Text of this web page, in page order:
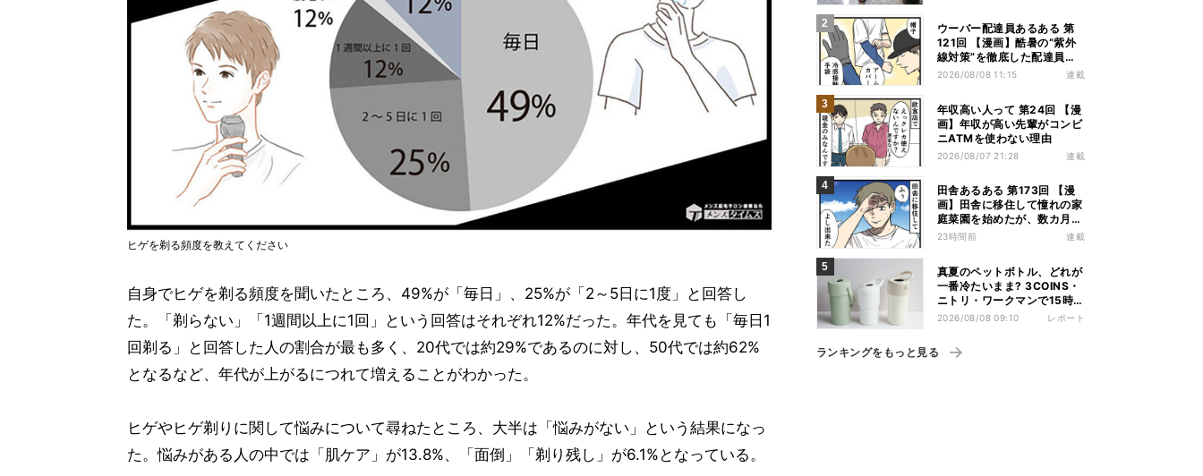
ヒゲを剃る頻度を教えてください
自身でヒゲを剃る頻度を聞いたところ、49%が「毎日」、25%が「2～5日に1度」と回答し
た。「剃らない」「1週間以上に1回」という回答はそれぞれ12%だった。年代を見ても「毎日1
回剃る」と回答した人の割合が最も多く、20代では約29%であるのに対し、50代では約62%
となるなど、年代が上がるにつれて増えることがわかった。
ヒゲやヒゲ剃りに関して悩みについて尋ねたところ、大半は「悩みがない」という結果になっ
た。悩みがある人の中では「肌ケア」が13.8%、「面倒」「剃り残し」が6.1%となっている。
ウーバー配達員あるある 第
121回 【漫画】酷暑の“紫外
線対策”を徹底した配達員
が、数カ月後に絶句した理由
2026/08/08 11:15 連載
年収高い人って 第24回 【漫
画】年収が高い先輩がコンビ
ニATMを使わない理由
2026/08/07 21:28 連載
田舎あるある 第173回 【漫
画】田舎に移住して憧れの家
庭菜園を始めたが、数カ月後
の光景に絶句
23時間前 連載
真夏のペットボトル、どれが
一番冷たいまま? 3COINS・
ニトリ・ワークマンで15時間
検証してみた
2026/08/08 09:10 レポート
ランキングをもっと見る